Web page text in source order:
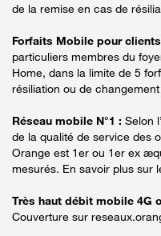
de la remise en cas de
Forfaits Mobile pour
particuliers membres du
Home, dans la limite de 5
résiliation ou de changement
Réseau mobile N°1 : Selon
de la qualité de service des
Orange est 1er ou 1er ex
mesurés. En savoir plus sur
Très haut débit mobile 4G
Couverture sur